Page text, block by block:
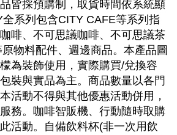
皆採預購制，取貨時間依系統顯
系列包含CITY CAFE等系列指
啡、不可思議咖啡、不可思議茶
物料配件、週邊商品。本產品圖
為裝飾使用，實際購買/兌換容
裝與實品為主。商品數量以各門
活動不得與其他優惠活動併用，
務。咖啡智販機、行動隨時取購
活動。自備飲料杯(非一次用飲